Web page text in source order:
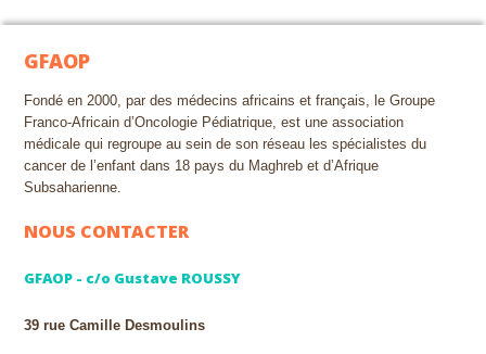
GFAOP
Fondé en 2000, par des médecins africains et français, le Groupe
Franco-Africain d’Oncologie Pédiatrique, est une association
médicale qui regroupe au sein de son réseau les spécialistes du
cancer de l’enfant dans 18 pays du Maghreb et d’Afrique
Subsaharienne.
NOUS CONTACTER
GFAOP - c/o Gustave ROUSSY
39 rue Camille Desmoulins